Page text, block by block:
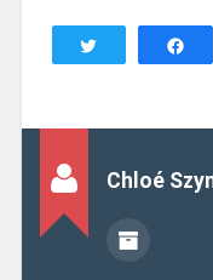
Tweetez
Chloé